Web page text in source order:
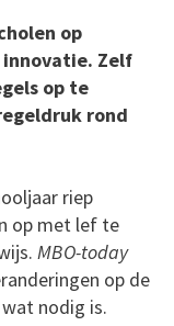
op
Zelf
op te
rond
riep
op met lef te
MBO-today
op de
nodig is.